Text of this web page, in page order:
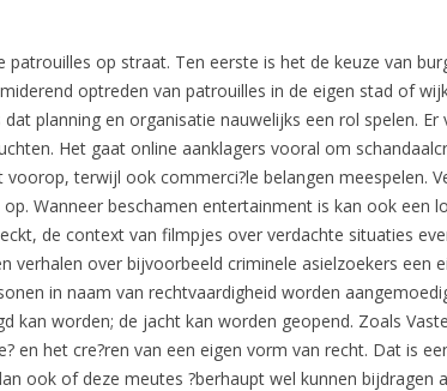
patrouilles op straat. Ten eerste is het de keuze van
optreden van patrouilles in de eigen stad of
planning en organisatie nauwelijks een rol spelen.
Het gaat online aanklagers vooral om
terwijl ook commerci?le belangen meespelen.
Wanneer beschamen entertainment is kan ook een
de context van filmpjes over verdachte situaties
verhalen over bijvoorbeeld criminele asielzoekers een
in naam van rechtvaardigheid worden
kan worden; de jacht kan worden geopend. Zoals
en het cre?ren van een eigen vorm van recht. Dat is
ook of deze meutes ?berhaupt wel kunnen bijdragen